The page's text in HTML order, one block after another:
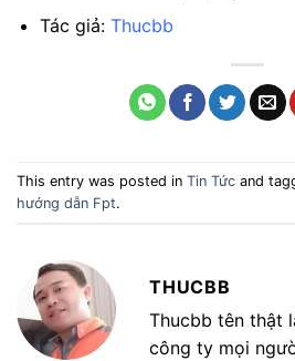
Tác giả: Thucbb
This entry was posted in Tin Tức and
hướng dẫn Fpt.
THUCBB
Thucbb tên thật
công ty mọi